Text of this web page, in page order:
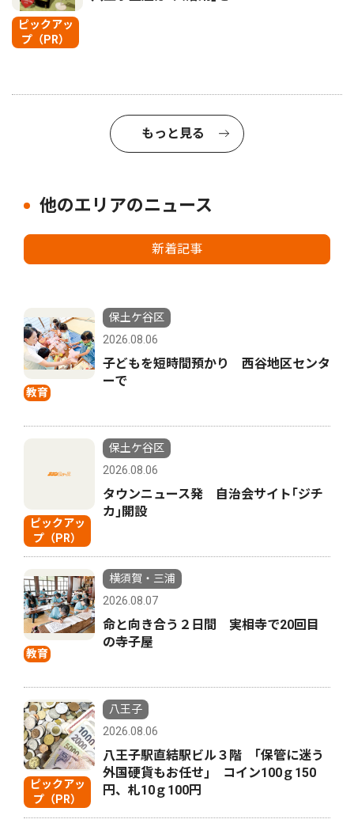
ピックアッ
プ（PR）
もっと見る
他のエリアのニュース
新着記事
教育
保土ケ谷区
2026.08.06
子どもを短時間預かり 西谷地区センタ
ーで
ピックアッ
プ（PR）
保土ケ谷区
2026.08.06
タウンニュース発 自治会サイト｢ジチ
カ｣開設
教育
横須賀・三浦
2026.08.07
命と向き合う２日間 実相寺で20回目
の寺子屋
ピックアッ
プ（PR）
八王子
2026.08.06
八王子駅直結駅ビル３階 ｢保管に迷う
外国硬貨もお任せ｣ コイン100ｇ150
円、札10ｇ100円